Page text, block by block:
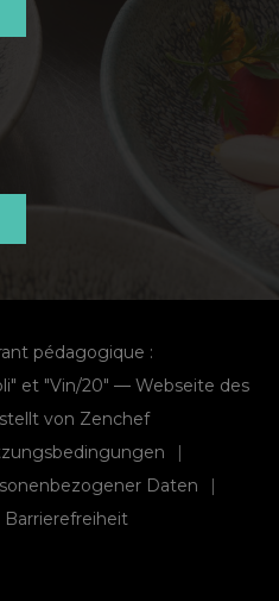
pédagogique :
et "Vin/20" — Webseite des
von Zenchef((öffnet ein
Fenster))((öffnet ein neues
Daten
((öffnet ein neues Fenster))
ein neues Fenster))
Barrierefreiheit